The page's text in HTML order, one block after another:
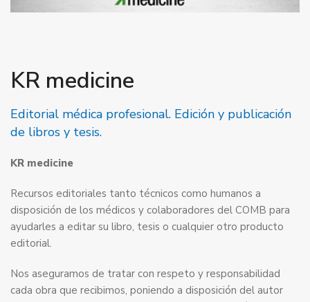
KR medicine
Editorial médica profesional. Edición y publicación
de libros y tesis.
KR medicine
Recursos editoriales tanto técnicos como humanos a
disposición de los médicos y colaboradores del COMB para
ayudarles a editar su libro, tesis o cualquier otro producto
editorial.
Nos aseguramos de tratar con respeto y responsabilidad
cada obra que recibimos, poniendo a disposición del autor